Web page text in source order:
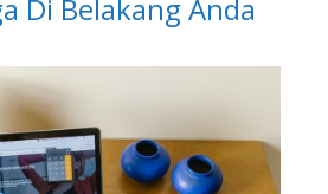
Di Belakang Anda